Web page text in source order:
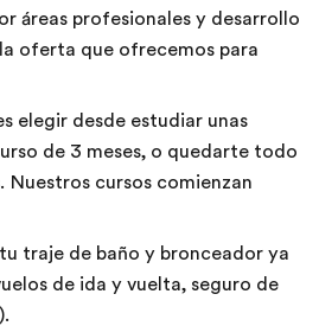
áreas profesionales y desarrollo
oferta que ofrecemos para
elegir desde estudiar unas
de 3 meses, o quedarte todo
cursos comienzan
traje de baño y bronceador ya
de ida y vuelta, seguro de